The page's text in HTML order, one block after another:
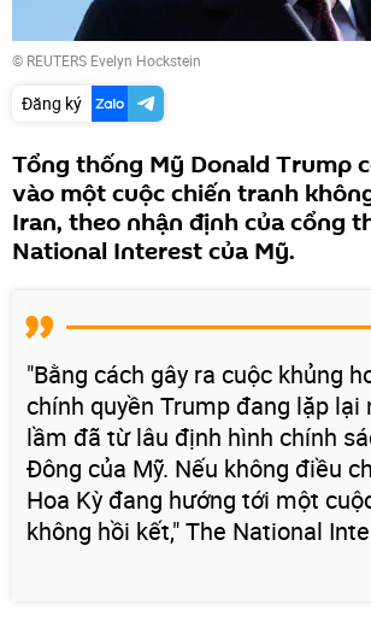
© REUTERS Evelyn Hockstein
Đăng ký
Tổng thống Mỹ Donald Trump
vào một cuộc chiến tranh
Iran, theo nhận định của cổng
National Interest của Mỹ.
"Bằng cách gây ra cuộc khủng
chính quyền Trump đang lặp lại
lầm đã từ lâu định hình chính
Đông của Mỹ. Nếu không điều
Hoa Kỳ đang hướng tới một
không hồi kết," The National